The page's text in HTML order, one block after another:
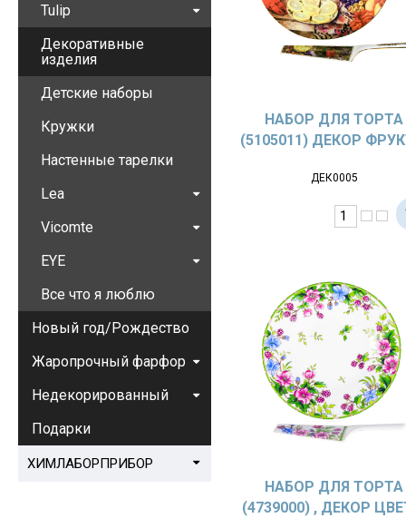
НАБОР ДЛЯ ТОРТА
(5105011) ДЕКОР
ДЕК0005
НАБОР ДЛЯ ТОРТА
(4739000) , ДЕКОР
Tulip
Декоративные
изделия
Детские наборы
Кружки
Настенные тарелки
Lea
Vicomte
EYE
Все что я люблю
Новый год/Рождество
Жаропрочный фарфор
Недекорированный
Подарки
ХИМЛАБОРПРИБОР